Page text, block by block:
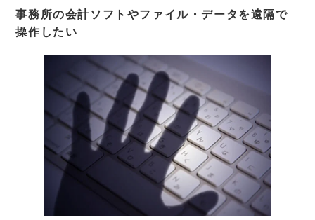
事務所の会計ソフトやファイル・データを遠隔で
操作したい